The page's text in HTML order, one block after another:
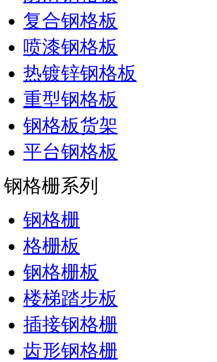
复合钢格板
喷漆钢格板
热镀锌钢格板
重型钢格板
钢格板货架
平台钢格板
钢格栅系列
钢格栅
格栅板
钢格栅板
楼梯踏步板
插接钢格栅
齿形钢格栅